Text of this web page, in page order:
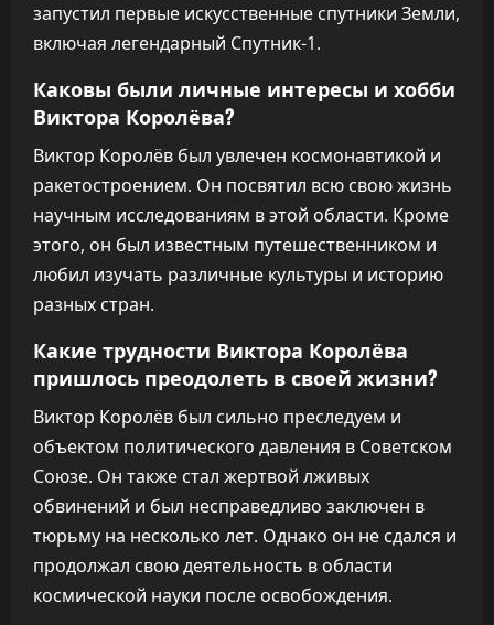
запустил первые искусственные спутники Земли,
включая легендарный Спутник-1.
Каковы были личные интересы и хобби
Виктора Королёва?
Виктор Королёв был увлечен космонавтикой и
ракетостроением. Он посвятил всю свою жизнь
научным исследованиям в этой области. Кроме
этого, он был известным путешественником и
любил изучать различные культуры и историю
разных стран.
Какие трудности Виктора Королёва
пришлось преодолеть в своей жизни?
Виктор Королёв был сильно преследуем и
объектом политического давления в Советском
Союзе. Он также стал жертвой лживых
обвинений и был несправедливо заключен в
тюрьму на несколько лет. Однако он не сдался и
продолжал свою деятельность в области
космической науки после освобождения.